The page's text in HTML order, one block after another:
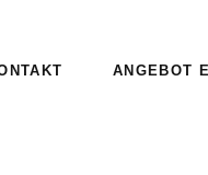
ANGEBOT